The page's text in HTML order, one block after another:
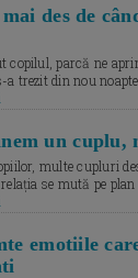
des de
copilul, parcă ne
a trezit din nou
un cuplu,
multe cupluri
relația se mută pe
emotiile